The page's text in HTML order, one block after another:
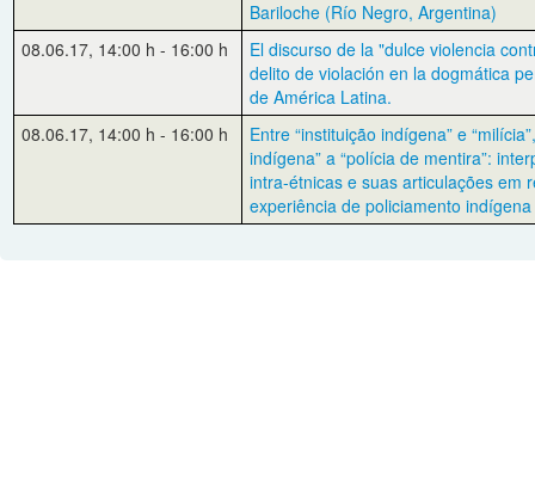
Bariloche (Río Negro, Argentina)
08.06.17, 14:00 h - 16:00 h
El discurso de la "dulce violencia
delito de violación en la dogmática
de América Latina.
08.06.17, 14:00 h - 16:00 h
Entre “instituição indígena” e
indígena” a “polícia de mentira”:
intra-étnicas e suas articulações em
experiência de policiamento